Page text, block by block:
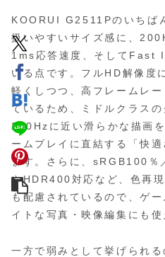
KOORUI G2511Pのいちば
扱いやすいサイズ感に、
1ms応答速度、そしてFast
いる点です。フルHD解像度
軽くしつつ、高フレームレ
ているため、ミドルクラス
200Hzに近い滑らかな描画
ームプレイに直結する「快
ます。さらに、sRGB100
やHDR400対応など、色再
も配慮されているので、ゲ
イトな写真・映像編集にも
一方で弱みとして挙げられ